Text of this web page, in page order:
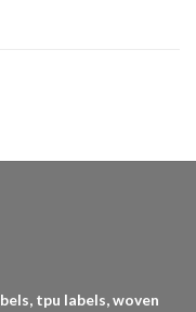
tpu labels, woven